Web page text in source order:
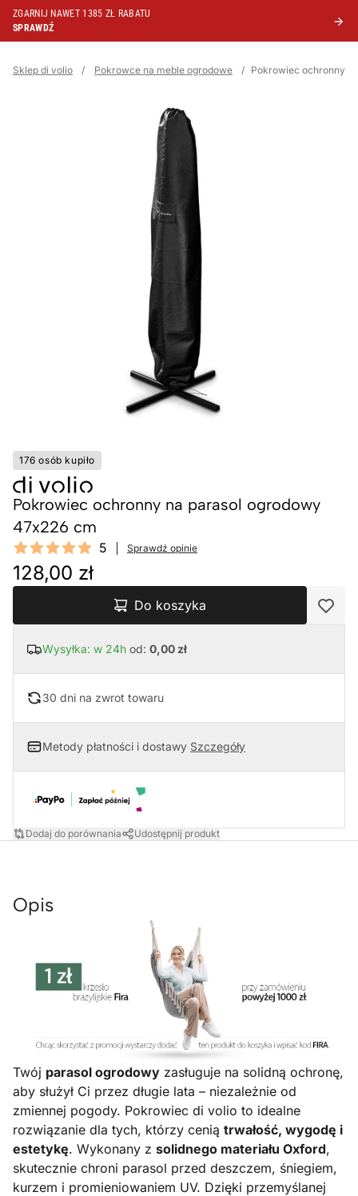
ZGARNIJ NAWET 1385 ZŁ RABATU
SPRAWDŹ
Sklep di volio / Pokrowce na meble ogrodowe / Pokrowiec ochronny
176 osób kupiło
Pokrowiec ochronny na parasol ogrodowy
47x226 cm
Reviews
5 out of 5 stars 5 Sprawdź opinie
128,00 zł
Do koszyka
Wysyłka: w 24h od: 0,00 zł
30 dni na zwrot towaru
Metody płatności i dostawy Szczegóły
Dodaj do porównania Udostępnij produkt
Opis
Twój parasol ogrodowy zasługuje na solidną ochronę,
aby służył Ci przez długie lata – niezależnie od
zmiennej pogody. Pokrowiec di volio to idealne
rozwiązanie dla tych, którzy cenią trwałość, wygodę i
estetykę. Wykonany z solidnego materiału Oxford,
skutecznie chroni parasol przed deszczem, śniegiem,
kurzem i promieniowaniem UV. Dzięki przemyślanej